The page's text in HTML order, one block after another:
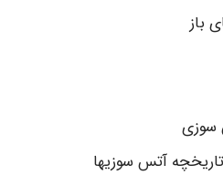
باز
سوزی
آتس سوزیها